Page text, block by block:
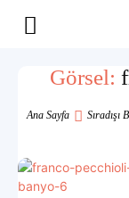
Yaşam
İlham
Görsel:
Ana Sayfa